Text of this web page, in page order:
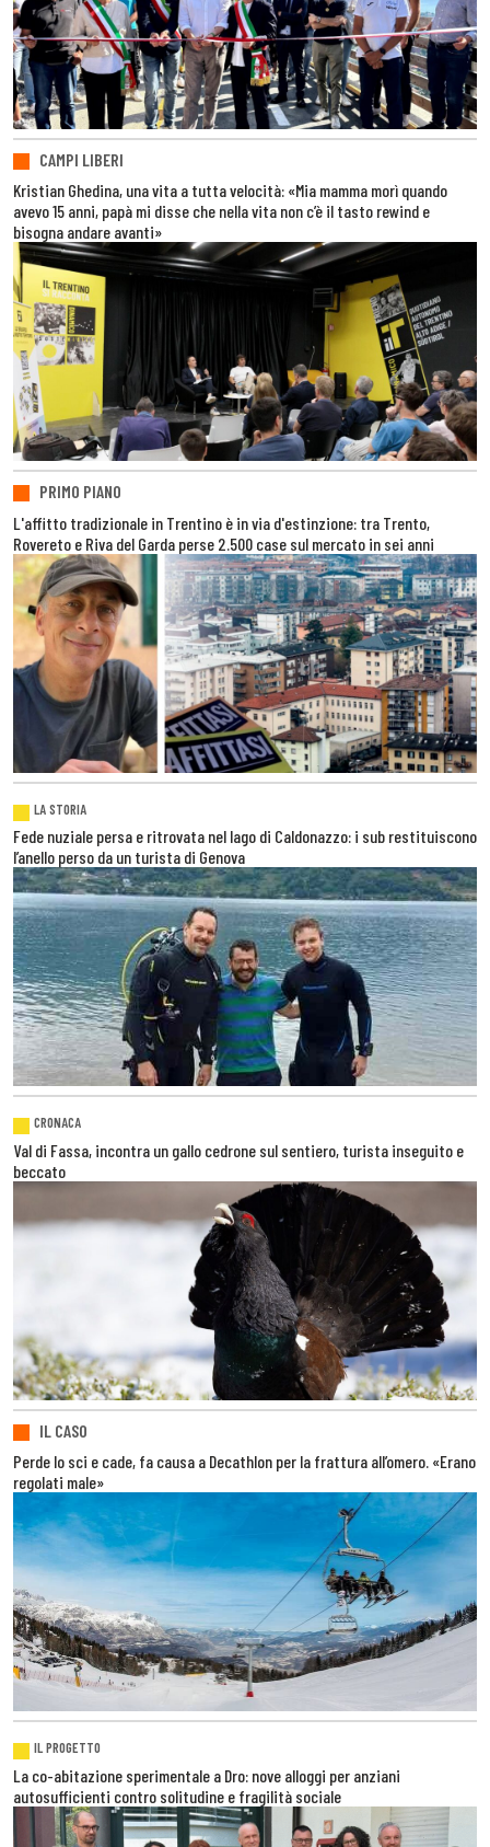
CAMPI LIBERI
Kristian Ghedina, una vita a tutta velocità: «Mia mamma morì quando
avevo 15 anni, papà mi disse che nella vita non c’è il tasto rewind e
bisogna andare avanti»
PRIMO PIANO
L'affitto tradizionale in Trentino è in via d'estinzione: tra Trento,
Rovereto e Riva del Garda perse 2.500 case sul mercato in sei anni
LA STORIA
Fede nuziale persa e ritrovata nel lago di Caldonazzo: i sub restituiscono
l’anello perso da un turista di Genova
CRONACA
Val di Fassa, incontra un gallo cedrone sul sentiero, turista inseguito e
beccato
IL CASO
Perde lo sci e cade, fa causa a Decathlon per la frattura all’omero. «Erano
regolati male»
IL PROGETTO
La co-abitazione sperimentale a Dro: nove alloggi per anziani
autosufficienti contro solitudine e fragilità sociale